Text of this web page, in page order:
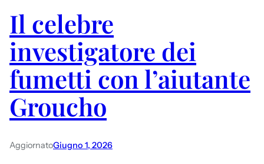
Il celebre
investigatore dei
fumetti con l’aiutante
Groucho
AggiornatoGiugno 1, 2026